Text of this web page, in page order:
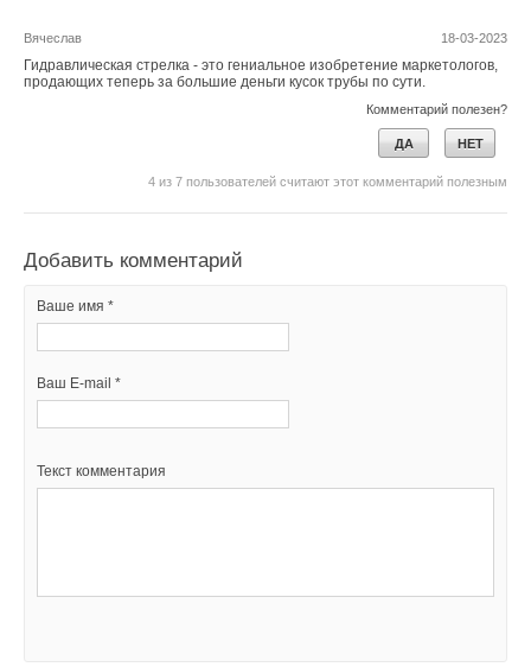
18-03-2023
Вячеслав
Гидравлическая стрелка - это гениальное изобретение маркетологов,
продающих теперь за большие деньги кусок трубы по сути.
Комментарий полезен?
ДА НЕТ
4 из 7 пользователей считают этот комментарий полезным
Добавить комментарий
Ваше имя *
Ваш E-mail *
Текст комментария